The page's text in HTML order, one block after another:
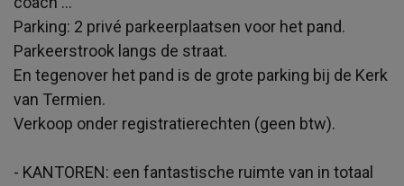
Parking: 2 privé parkeerplaatsen voor het pand.
Parkeerstrook langs de straat.
En tegenover het pand is de grote parking bij de Kerk
van Termien.
Verkoop onder registratierechten (geen btw).
- KANTOREN: een fantastische ruimte van in totaal